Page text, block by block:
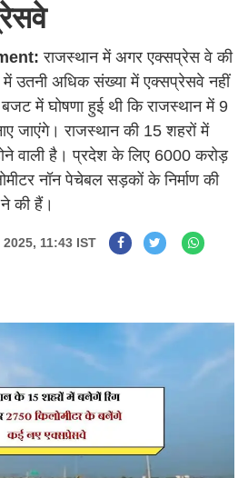
राजस्थान में अगर एक्सप्रेस वे की
में उतनी अधिक संख्या में एक्सप्रेसवे नहीं
में घोषणा हुई थी कि राजस्थान में 9
जाएंगे। राजस्थान की 15 शहरों में
वाली है। प्रदेश के लिए 6000 करोड़
नॉन पेचेबल सड़कों के निर्माण की
ने की हैं।
2025, 11:43 IST